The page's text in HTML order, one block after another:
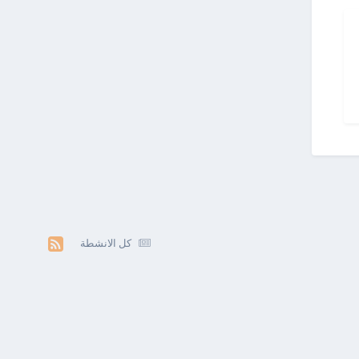
كل الانشطة